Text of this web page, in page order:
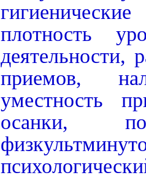
плотность
деятельности,
приемов,
уместность
осанки,